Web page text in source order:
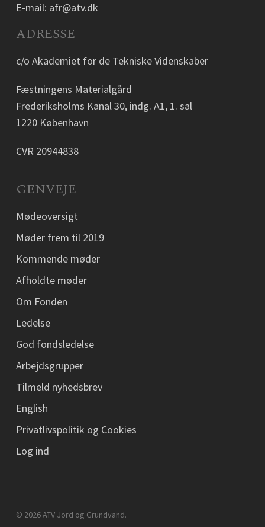
E-mail: afr@atv.dk
ADRESSE
c/o Akademiet for de Tekniske Videnskaber
Fæstningens Materialgård
Frederiksholms Kanal 30, indg. A1, 1. sal
1220 København
CVR 20944838
GENVEJE
Mødeoversigt
Møder frem til 2019
Kommende møder
Afholdte møder
Om Fonden
Ledelse
God fondsledelse
Arbejdsgrupper
Tilmeld nyhedsbrev
English
Privatlivspolitik og Cookies
Log ind
© 2026 ATV Jord og Grundvand.